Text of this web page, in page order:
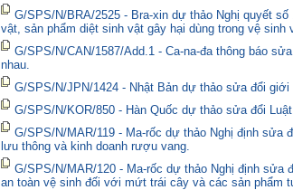
G/SPS/N/BRA/2525 - Bra-xin dự thảo Nghị quyết
vật, sản phẩm diệt sinh vật gây hại dùng trong vệ sinh
G/SPS/N/CAN/1587/Add.1 - Ca-na-đa thông báo
nhau.
G/SPS/N/JPN/1424 - Nhật Bản dự thảo sửa đổi
G/SPS/N/KOR/850 - Hàn Quốc dự thảo sửa đổi
G/SPS/N/MAR/119 - Ma-rốc dự thảo Nghị định sửa
lưu thông và kinh doanh rượu vang.
G/SPS/N/MAR/120 - Ma-rốc dự thảo Nghị định sửa
an toàn vệ sinh đối với mứt trái cây và các sản phẩm